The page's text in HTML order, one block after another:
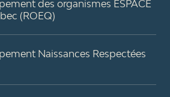
des organismes ESPACE
(ROEQ)
Naissances Respectées